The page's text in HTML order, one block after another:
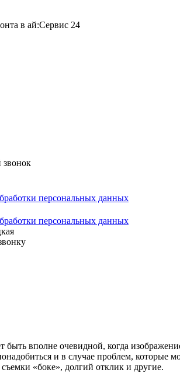
в ай:Сервис 24
звонок
персональных данных
персональных данных
вполне очевидной, когда
и в случае проблем, которые
«боке», долгий отклик и другие.